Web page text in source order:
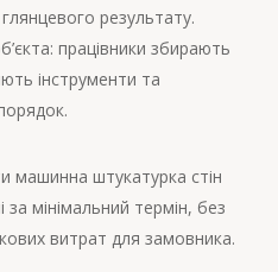
результату.
працівники збирають
інструменти та
машинна штукатурка стін
за мінімальний термін, без
витрат для замовника.